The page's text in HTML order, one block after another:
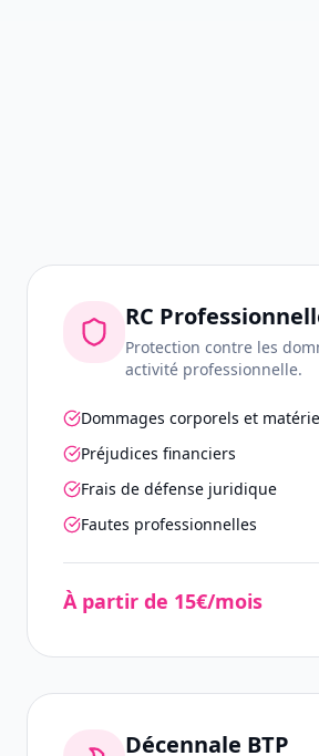
RC
Protection contre les
activité professionnelle.
Dommages corporels et
Préjudices financiers
Frais de défense juridique
Fautes professionnelles
À partir de 15€/mois
Décennale BTP